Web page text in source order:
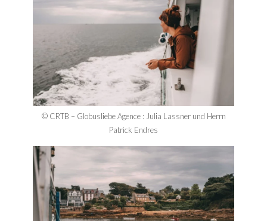
© CRTB – Globusliebe Agence : Julia Lassner und Herrn
Patrick Endres